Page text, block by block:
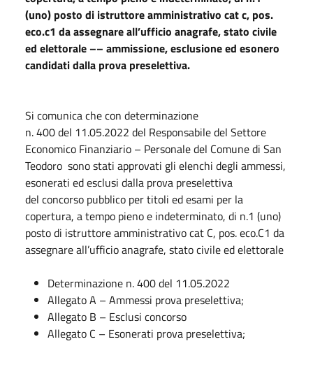
(uno) posto di istruttore amministrativo cat c, pos.
eco.c1 da assegnare all’ufficio anagrafe, stato civile
ed elettorale –– ammissione, esclusione ed esonero
candidati dalla prova preselettiva.
Si comunica che con determinazione
n. 400 del 11.05.2022 del Responsabile del Settore
Economico Finanziario – Personale del Comune di San
Teodoro sono stati approvati gli elenchi degli ammessi,
esonerati ed esclusi dalla prova preselettiva
del concorso pubblico per titoli ed esami per la
copertura, a tempo pieno e indeterminato, di n.1 (uno)
posto di istruttore amministrativo cat C, pos. eco.C1 da
assegnare all’ufficio anagrafe, stato civile ed elettorale
Determinazione n. 400 del 11.05.2022
Allegato A – Ammessi prova preselettiva;
Allegato B – Esclusi concorso
Allegato C – Esonerati prova preselettiva;